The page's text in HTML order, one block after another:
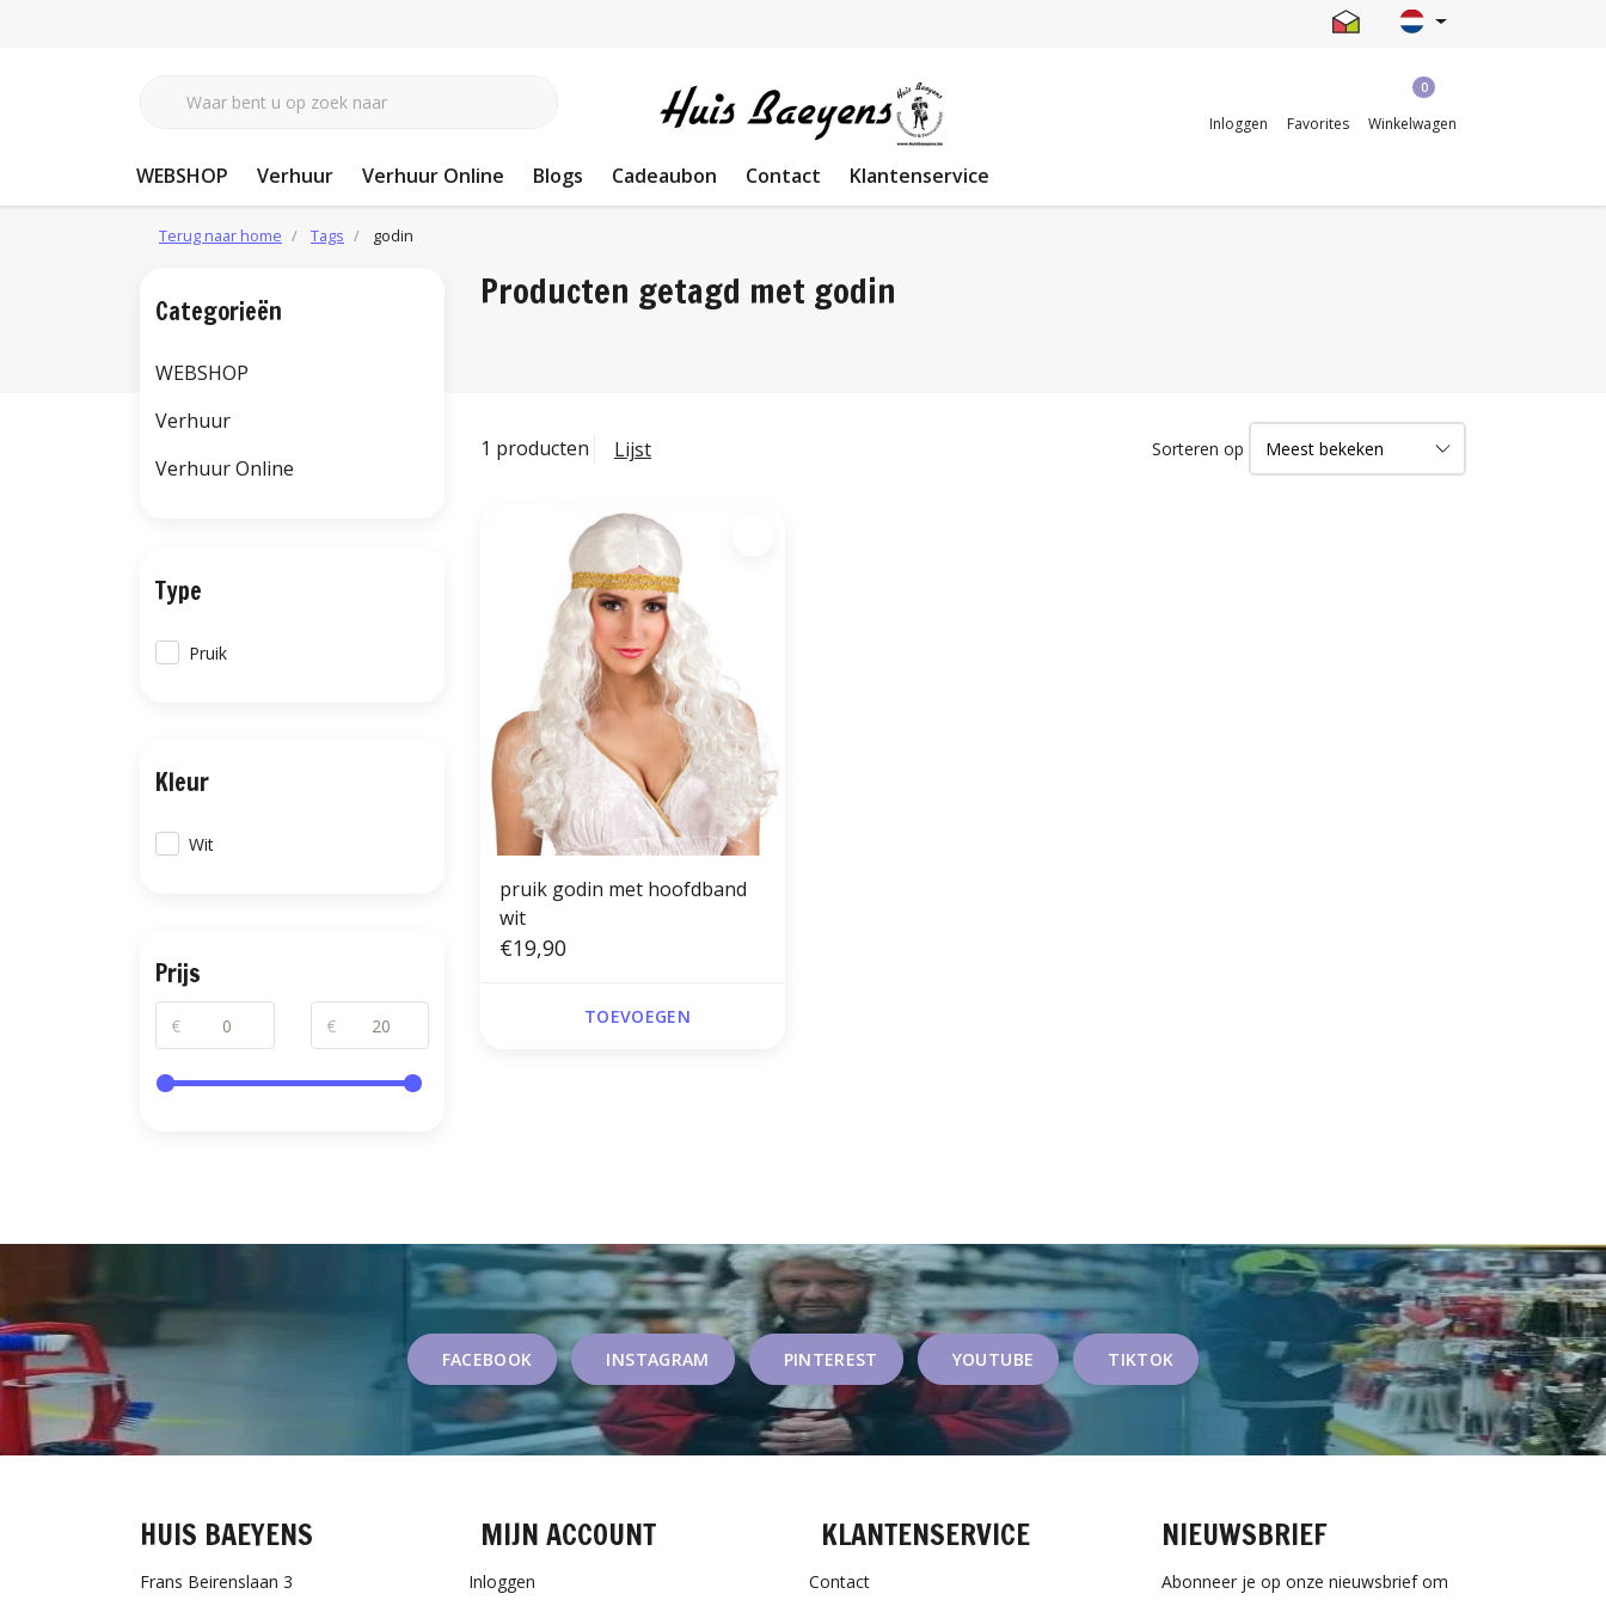
Inloggen Favorites
0
Winkelwagen
WEBSHOP Verhuur Verhuur Online Blogs Cadeaubon Contact Klantenservice
Terug naar home Tags godin
Producten getagd met godin
1 producten Lijst Sorteren op
pruik godin met hoofdband
wit
€19,90
TOEVOEGEN
Categorieën
WEBSHOP
Verhuur
Verhuur Online
Type
Pruik
Kleur
Wit
Prijs
€ €
FACEBOOK INSTAGRAM PINTEREST YOUTUBE TIKTOK
HUIS BAEYENS
Frans Beirenslaan 3
MIJN ACCOUNT
Inloggen
KLANTENSERVICE
Contact
NIEUWSBRIEF
Abonneer je op onze nieuwsbrief om